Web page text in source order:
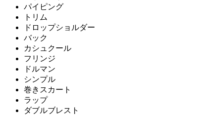
パイピング
トリム
ドロップショルダー
バック
カシュクール
フリンジ
ドルマン
シンプル
巻きスカート
ラップ
ダブルブレスト